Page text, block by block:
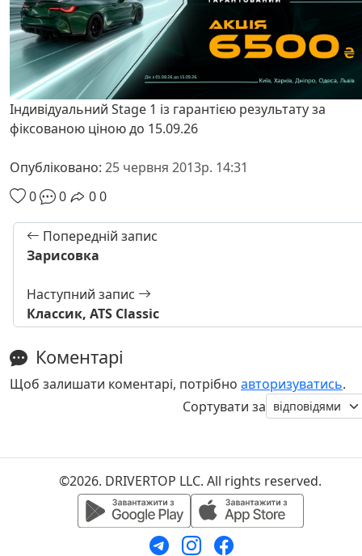
Індивідуальний Stage 1 із гарантією результату за
фіксованою ціною до 15.09.26
Опубліковано: 25 червня 2013р. 14:31
0
0 00
Попередній запис
Зарисовка
Наступний запис
Классик, ATS Classic
Коментарі
Щоб залишати коментарі, потрібно авторизуватись.
Сортувати за
©2026. DRIVERTOP LLC. All rights reserved.